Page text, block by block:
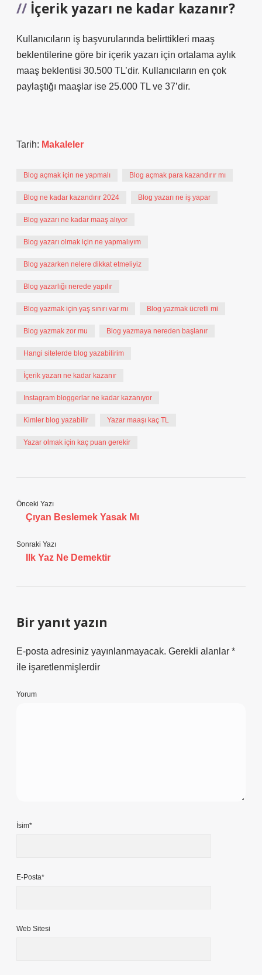
İçerik yazarı ne kadar kazanır?
Kullanıcıların iş başvurularında belirttikleri maaş
beklentilerine göre bir içerik yazarı için ortalama aylık
maaş beklentisi 30.500 TL’dir. Kullanıcıların en çok
paylaştığı maaşlar ise 25.000 TL ve 37’dir.
Tarih: Makaleler
Blog açmak için ne yapmalı Blog açmak para kazandırır mı
Blog ne kadar kazandırır 2024 Blog yazarı ne iş yapar
Blog yazarı ne kadar maaş alıyor
Blog yazarı olmak için ne yapmalıyım
Blog yazarken nelere dikkat etmeliyiz
Blog yazarlığı nerede yapılır
Blog yazmak için yaş sınırı var mı Blog yazmak ücretli mi
Blog yazmak zor mu Blog yazmaya nereden başlanır
Hangi sitelerde blog yazabilirim
İçerik yazarı ne kadar kazanır
Instagram bloggerlar ne kadar kazanıyor
Kimler blog yazabilir Yazar maaşı kaç TL
Yazar olmak için kaç puan gerekir
Önceki Yazı
Çıyan Beslemek Yasak Mı
Sonraki Yazı
Ilk Yaz Ne Demektir
Bir yanıt yazın
E-posta adresiniz yayınlanmayacak. Gerekli alanlar *
ile işaretlenmişlerdir
Yorum
İsim*
E-Posta*
Web Sitesi